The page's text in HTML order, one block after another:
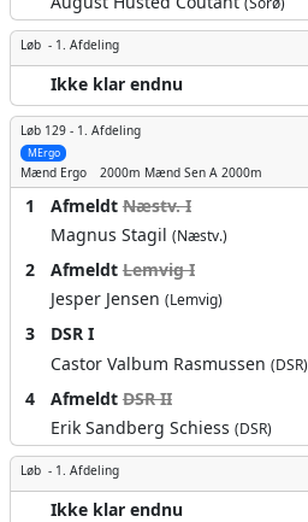
Løb - 1. Afdeling
Ikke klar endnu
Løb 129 - 1. Afdeling
MErgo
Mænd Ergo 2000m Mænd Sen A 2000m
1 AfmeldtNæstv. I
Magnus Stagil (Næstv.)
2 AfmeldtLemvig I
Jesper Jensen (Lemvig)
3
DSR I
Castor Valbum Rasmussen (DSR)
4 AfmeldtDSR II
Erik Sandberg Schiess (DSR)
Løb - 1. Afdeling
Ikke klar endnu